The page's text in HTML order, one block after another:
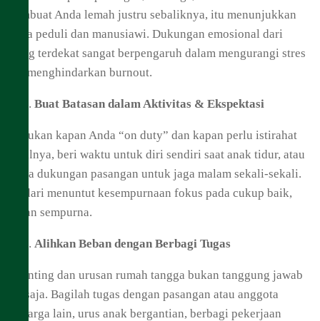
membuat Anda lemah justru sebaliknya, itu menunjukkan
Anda peduli dan manusiawi. Dukungan emosional dari
orang terdekat sangat berpengaruh dalam mengurangi stres
dan menghindarkan burnout.
Buat Batasan dalam Aktivitas & Ekspektasi
Tentukan kapan Anda “on duty” dan kapan perlu istirahat
misalnya, beri waktu untuk diri sendiri saat anak tidur, atau
minta dukungan pasangan untuk jaga malam sekali-sekali.
Hindari menuntut kesempurnaan fokus pada cukup baik,
bukan sempurna.
Alihkan Beban dengan Berbagi Tugas
Parenting dan urusan rumah tangga bukan tanggung jawab
ibu saja. Bagilah tugas dengan pasangan atau anggota
keluarga lain, urus anak bergantian, berbagi pekerjaan